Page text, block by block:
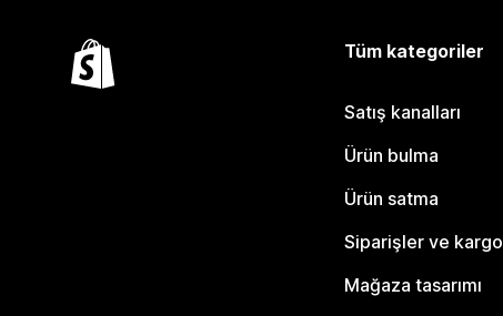
Tüm kategoriler
Satış kanalları
Ürün bulma
Ürün satma
Siparişler ve kargo
Mağaza tasarımı